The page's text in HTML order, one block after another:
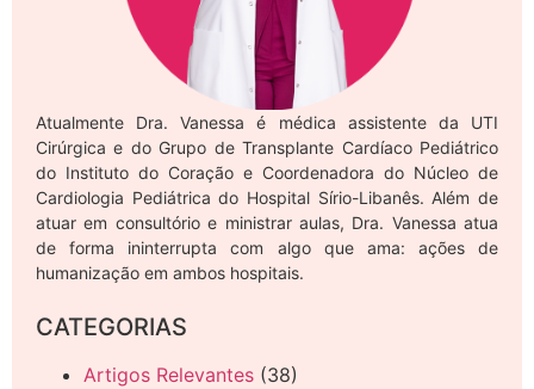
Atualmente Dra. Vanessa é médica assistente da UTI
Cirúrgica e do Grupo de Transplante Cardíaco Pediátrico
do Instituto do Coração e Coordenadora do Núcleo de
Cardiologia Pediátrica do Hospital Sírio-Libanês. Além de
atuar em consultório e ministrar aulas, Dra. Vanessa atua
de forma ininterrupta com algo que ama: ações de
humanização em ambos hospitais.
CATEGORIAS
Artigos Relevantes (38)